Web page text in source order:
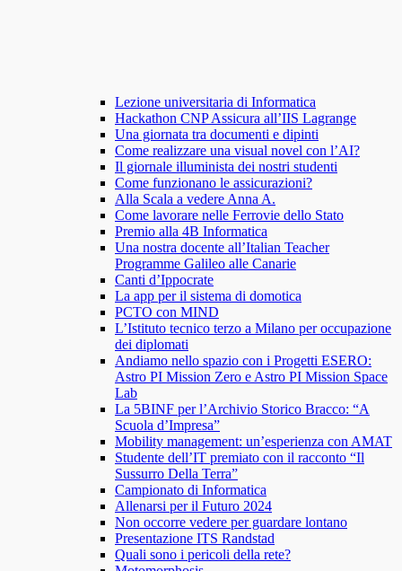
Lezione universitaria di Informatica
Hackathon CNP Assicura all’IIS Lagrange
Una giornata tra documenti e dipinti
Come realizzare una visual novel con l’AI?
Il giornale illuminista dei nostri studenti
Come funzionano le assicurazioni?
Alla Scala a vedere Anna A.
Come lavorare nelle Ferrovie dello Stato
Premio alla 4B Informatica
Una nostra docente all’Italian Teacher
Programme Galileo alle Canarie
Canti d’Ippocrate
La app per il sistema di domotica
PCTO con MIND
L’Istituto tecnico terzo a Milano per occupazione
dei diplomati
Andiamo nello spazio con i Progetti ESERO:
Astro PI Mission Zero e Astro PI Mission Space
Lab
La 5BINF per l’Archivio Storico Bracco: “A
Scuola d’Impresa”
Mobility management: un’esperienza con AMAT
Studente dell’IT premiato con il racconto “Il
Sussurro Della Terra”
Campionato di Informatica
Allenarsi per il Futuro 2024
Non occorre vedere per guardare lontano
Presentazione ITS Randstad
Quali sono i pericoli della rete?